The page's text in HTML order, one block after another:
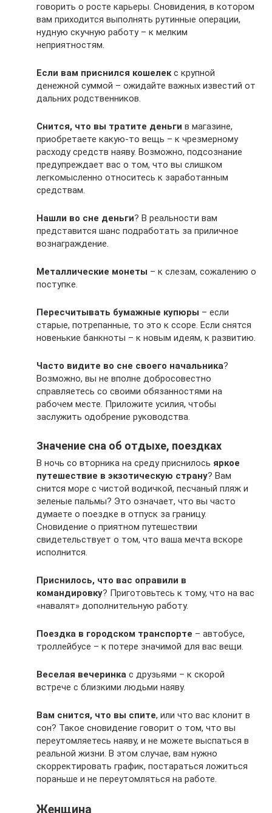
говорить о росте карьеры. Сновидения, в котором
вам приходится выполнять рутинные операции,
нудную скучную работу – к мелким
неприятностям.
Если вам приснился кошелек с крупной
денежной суммой – ожидайте важных известий от
дальних родственников.
Снится, что вы тратите деньги в магазине,
приобретаете какую-то вещь – к чрезмерному
расходу средств наяву. Возможно, подсознание
предупреждает вас о том, что вы слишком
легкомысленно относитесь к заработанным
средствам.
Нашли во сне деньги? В реальности вам
представится шанс подработать за приличное
вознаграждение.
Металлические монеты – к слезам, сожалению о
поступке.
Пересчитывать бумажные купюры – если
старые, потрепанные, то это к ссоре. Если снятся
новенькие банкноты – к новым идеям, к развитию.
Часто видите во сне своего начальника?
Возможно, вы не вполне добросовестно
справляетесь со своими обязанностями на
рабочем месте. Приложите усилия, чтобы
заслужить одобрение руководства.
Значение сна об отдыхе, поездках
В ночь со вторника на среду приснилось яркое
путешествие в экзотическую страну? Вам
снится море с чистой водичкой, песчаный пляж и
зеленые пальмы? Это означает, что вы часто
думаете о поездке в отпуск за границу.
Сновидение о приятном путешествии
свидетельствует о том, что ваша мечта вскоре
исполнится.
Приснилось, что вас оправили в
командировку? Приготовьтесь к тому, что на вас
«навалят» дополнительную работу.
Поездка в городском транспорте – автобусе,
троллейбусе – к потере значимой для вас вещи.
Веселая вечеринка с друзьями – к скорой
встрече с близкими людьми наяву.
Вам снится, что вы спите, или что вас клонит в
сон? Такое сновидение говорит о том, что вы
переутомляетесь наяву, и не можете выспаться в
реальной жизни. В этом случае, вам нужно
скорректировать график, постараться ложиться
пораньше и не переутомляться на работе.
Женщина